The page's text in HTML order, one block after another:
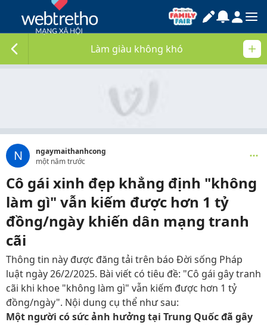
Làm giàu không khó
N
ngaymaithanhcong
một năm trước
Cô gái xinh đẹp khẳng định "không
làm gì" vẫn kiếm được hơn 1 tỷ
đồng/ngày khiến dân mạng tranh
cãi
Thông tin này được đăng tải trên báo Đời sống Pháp
luật ngày 26/2/2025. Bài viết có tiêu đề: "Cô gái gây tranh
cãi khi khoe "không làm gì" vẫn kiếm được hơn 1 tỷ
đồng/ngày". Nội dung cụ thể như sau:
Một người có sức ảnh hưởng tại Trung Quốc đã gây